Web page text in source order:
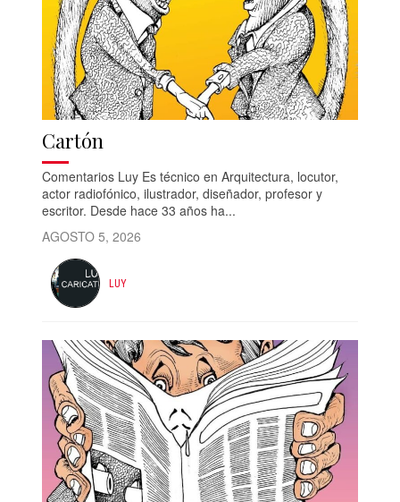
Cartón
Comentarios Luy Es técnico en Arquitectura, locutor,
actor radiofónico, ilustrador, diseñador, profesor y
escritor. Desde hace 33 años ha...
AGOSTO 5, 2026
LUY